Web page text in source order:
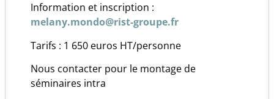
Information et inscription :
melany.mondo@rist-groupe.fr
Tarifs : 1 650 euros HT/personne
Nous contacter pour le montage de
séminaires intra